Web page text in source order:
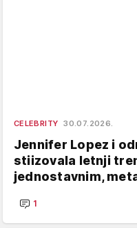
CELEBRITY 30.07.2026.
Jennifer Lopez i
stiizovala letnji
jednostavnim,
1